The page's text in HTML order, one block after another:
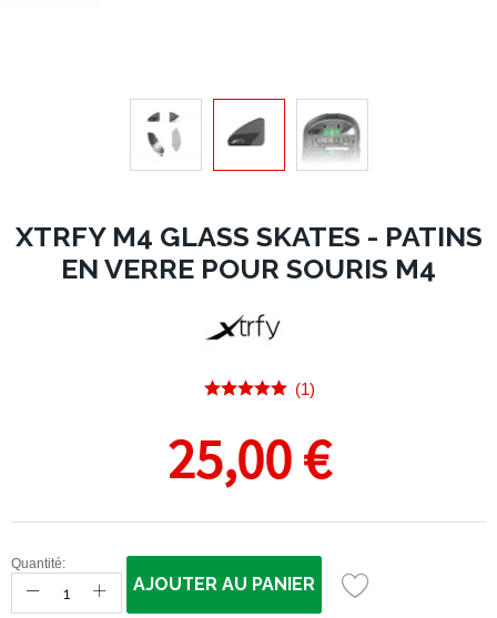
XTRFY M4 GLASS SKATES - PATINS
EN VERRE POUR SOURIS M4
(1)
25,00 €
Quantité:
AJOUTER AU PANIER